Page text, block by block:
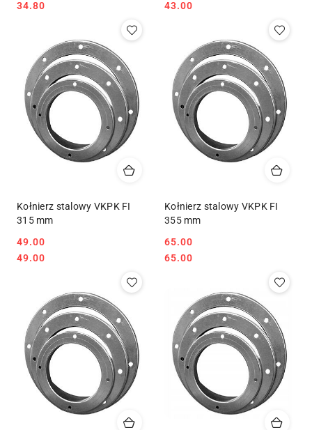
Cena:
Cena:
34.80 Cena:
Cena:
43.00
Kołnierz stalowy VKPK FI
315 mm
Cena:
49.00
Cena:
49.00
Kołnierz stalowy VKPK FI
355 mm
Cena:
65.00
Cena:
65.00